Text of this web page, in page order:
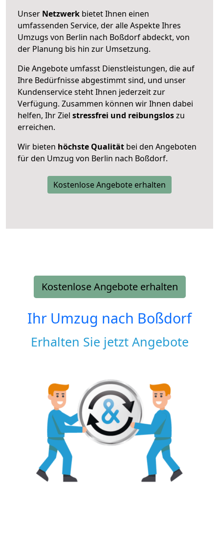
Unser Netzwerk bietet Ihnen einen
umfassenden Service, der alle Aspekte Ihres
Umzugs von Berlin nach Boßdorf abdeckt, von
der Planung bis hin zur Umsetzung.
Die Angebote umfasst Dienstleistungen, die auf
Ihre Bedürfnisse abgestimmt sind, und unser
Kundenservice steht Ihnen jederzeit zur
Verfügung. Zusammen können wir Ihnen dabei
helfen, Ihr Ziel stressfrei und reibungsloszu
erreichen.
Wir bieten höchste Qualität bei den Angeboten
für den Umzug von Berlin nach Boßdorf.
Kostenlose Angebote erhalten
Kostenlose Angebote erhalten
Ihr Umzug nach Boßdorf
Erhalten Sie jetzt Angebote